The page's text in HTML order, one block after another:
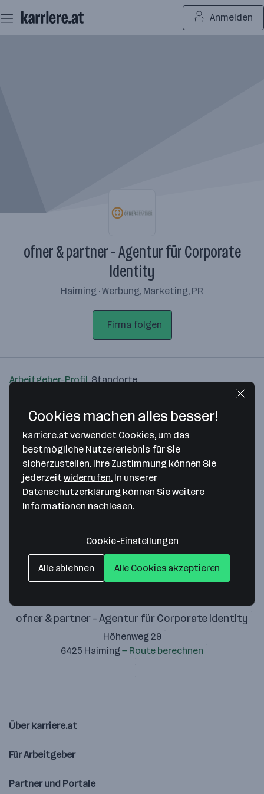
Seiteninhalt
springen
Anmelden
ofner & partner - Agentur für Corporate
Identity
Haiming · Werbung, Marketing, PR
Firma folgen
Arbeitgeber-ProfilStandorte
Bitte stimme unseren Cookie-
Richtlinien zu, um diese Karte
anzuzeigen.
ofner & partner - Agentur für Corporate Identity
Höhenweg 29
6425 Haiming — Route berechnen
Über karriere.at
Für Arbeitgeber
Partner und Portale
Cookies machen alles besser!
karriere.at verwendet Cookies, um das
bestmögliche Nutzererlebnis für Sie
sicherzustellen. Ihre Zustimmung können Sie
jederzeit widerrufen. In unserer
Datenschutzerklärung können Sie weitere
Informationen nachlesen.
Cookie-Einstellungen
Alle ablehnen Alle Cookies akzeptieren